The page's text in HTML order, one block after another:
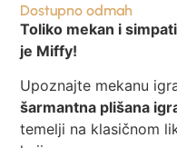
Dostupno odmah
Toliko mekan i
je Miffy!
Upoznajte mekanu
šarmantna plišana
temelji na klasičnom